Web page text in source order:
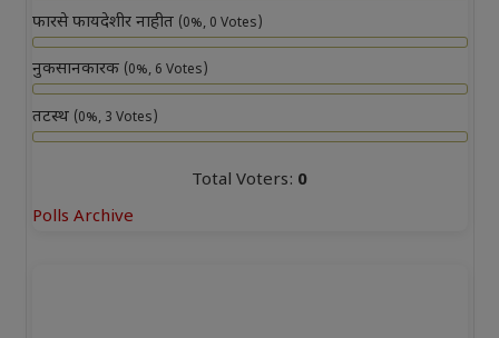
फारसे फायदेशीर नाहीत (0%, 0 Votes)
नुकसानकारक (0%, 6 Votes)
तटस्थ (0%, 3 Votes)
Total Voters: 0
Polls Archive